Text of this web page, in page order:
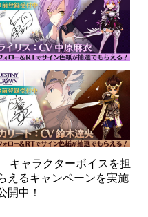
キャラクターボイスを担
えるキャンペーンを実施
開中！